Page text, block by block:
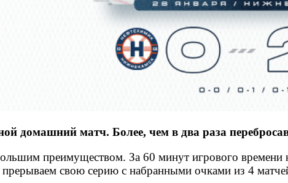
домашний матч. Более, чем в два раза
преимуществом. За 60 минут игрового времени
свою серию с набранными очками из 4